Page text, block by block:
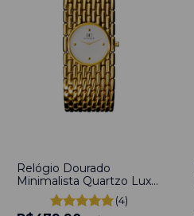
Relógio Dourado
Minimalista Quartzo Luxo
Dourado
(4)